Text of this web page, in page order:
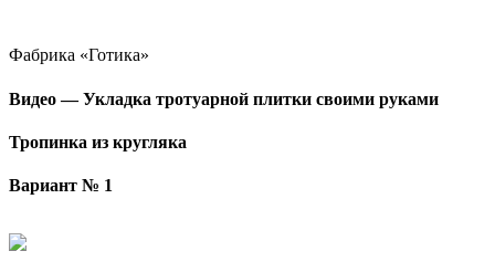
Фабрика «Готика»
Видео — Укладка тротуарной плитки своими руками
Тропинка из кругляка
Вариант № 1